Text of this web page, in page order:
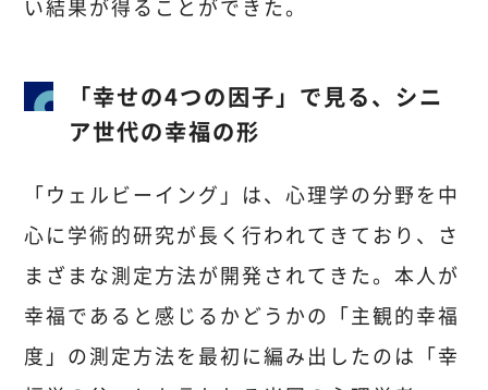
い結果が得ることができた。
「幸せの4つの因子」で見る、シニ
ア世代の幸福の形
「ウェルビーイング」は、心理学の分野を中
心に学術的研究が長く行われてきており、さ
まざまな測定方法が開発されてきた。本人が
幸福であると感じるかどうかの「主観的幸福
度」の測定方法を最初に編み出したのは「幸